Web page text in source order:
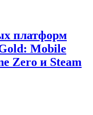
платформ
Mobile
Zero и Steam